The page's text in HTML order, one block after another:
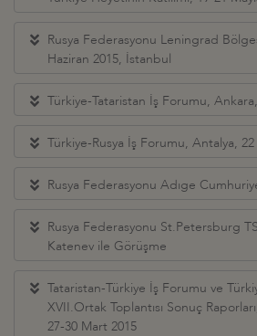
Rusya Federasyonu Leningrad
Haziran 2015, İstanbul
Türkiye-Tataristan İş Forumu,
Türkiye-Rusya İş Forumu, Antalya,
Rusya Federasyonu Adıge
Rusya Federasyonu St.Petersburg
Katenev ile Görüşme
Tataristan-Türkiye İş Forumu ve
XVII.Ortak Toplantısı Sonuç
27-30 Mart 2015